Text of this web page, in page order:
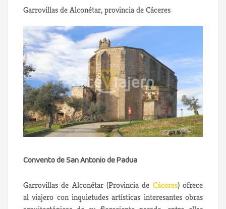
Garrovillas de Alconétar, provincia de Cáceres
Convento de San Antonio de Padua
Garrovillas de Alconétar (Provincia de Cáceres) ofrece
al viajero con inquietudes artísticas interesantes obras